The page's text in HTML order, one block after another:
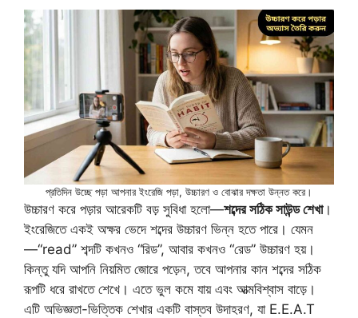
প্রতিদিন উচ্ছে পড়া আপনার ইংরেজি পড়া, উচ্চারণ ও বোঝার দক্ষতা উন্নত করে।
উচ্চারণ করে পড়ার আরেকটি বড় সুবিধা হলো—শব্দের সঠিক সাউন্ড শেখা।
ইংরেজিতে একই অক্ষর ভেদে শব্দের উচ্চারণ ভিন্ন হতে পারে। যেমন
—“read” শব্দটি কখনও “রিড”, আবার কখনও “রেড” উচ্চারণ হয়।
কিন্তু যদি আপনি নিয়মিত জোরে পড়েন, তবে আপনার কান শব্দের সঠিক
রূপটি ধরে রাখতে শেখে। এতে ভুল কমে যায় এবং আত্মবিশ্বাস বাড়ে।
এটি অভিজ্ঞতা-ভিত্তিক শেখার একটি বাস্তব উদাহরণ, যা E.E.A.T